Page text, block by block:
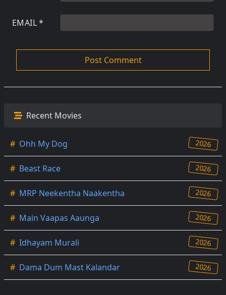
EMAIL*
Recent Movies
# Ohh My Dog 2026
# Beast Race 2026
# MRP Neekentha Naakentha 2026
# Main Vaapas Aaunga 2026
# Idhayam Murali 2026
# Dama Dum Mast Kalandar 2026